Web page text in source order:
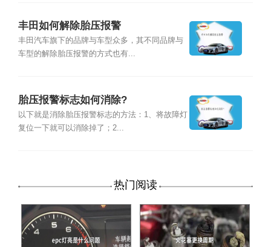
丰田如何解除胎压报警
丰田汽车旗下的品牌与车型众多，其不同品牌与
车型的解除胎压报警的方式也有...
胎压报警标志如何消除?
以下就是消除胎压报警标志的方法：1、将故障灯
复位一下就可以消除掉了；2...
热门阅读